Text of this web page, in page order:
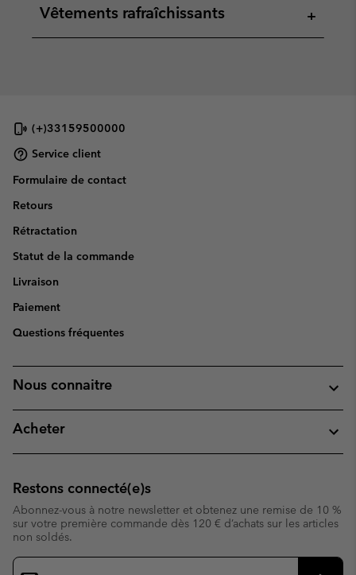
Vêtements rafraîchissants +
(+)33159500000
Service client
Formulaire de contact
Retours
Rétractation
Statut de la commande
Livraison
Paiement
Questions fréquentes
Nous connaitre
Acheter
Restons connecté(e)s
Abonnez-vous à notre newsletter et obtenez une remise de 10 %
sur votre première commande dès 120 € d’achats sur les articles
non soldés.
Inscription